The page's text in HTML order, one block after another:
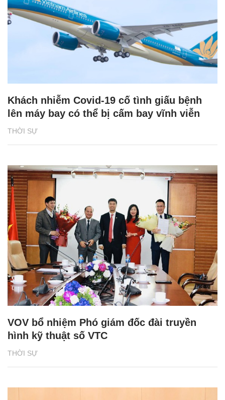
THỜI SỰ
Khách nhiễm Covid-19 cố tình giấu bệnh
lên máy bay có thể bị cấm bay vĩnh viễn
THỜI SỰ
VOV bổ nhiệm Phó giám đốc đài truyền
hình kỹ thuật số VTC